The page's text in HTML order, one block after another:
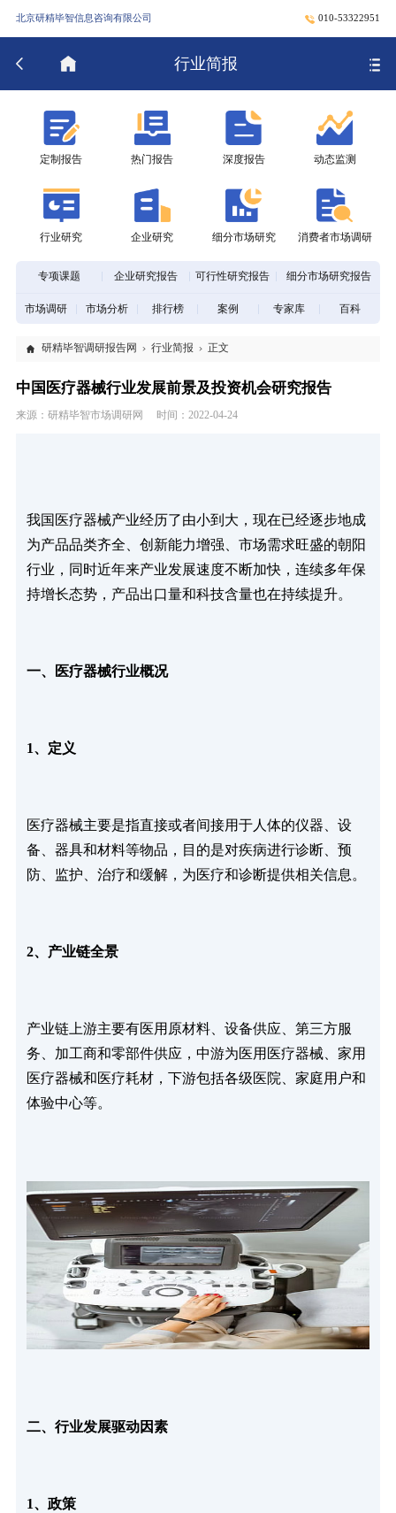
北京研精毕智信息咨询有限公司 010-53322951
行业简报
定制报告 热门报告 深度报告 动态监测
行业研究 企业研究 细分市场研究 消费者市场调研
专项课题 企业研究报告 可行性研究报告 细分市场研究报告
市场调研 市场分析 排行榜 案例 专家库 百科
研精毕智调研报告网 行业简报 正文
中国医疗器械行业发展前景及投资机会研究报告
来源：研精毕智市场调研网 时间：2022-04-24
我国医疗器械产业经历了由小到大，现在已经逐步地成
为产品品类齐全、创新能力增强、市场需求旺盛的朝阳
行业，同时近年来产业发展速度不断加快，连续多年保
持增长态势，产品出口量和科技含量也在持续提升。
一、医疗器械行业概况
1、定义
医疗器械主要是指直接或者间接用于人体的仪器、设
备、器具和材料等物品，目的是对疾病进行诊断、预
防、监护、治疗和缓解，为医疗和诊断提供相关信息。
2、产业链全景
产业链上游主要有医用原材料、设备供应、第三方服
务、加工商和零部件供应，中游为医用医疗器械、家用
医疗器械和医疗耗材，下游包括各级医院、家庭用户和
体验中心等。
二、行业发展驱动因素
1、政策